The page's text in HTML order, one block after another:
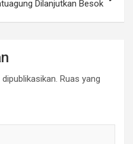
Dilanjutkan Besok
Ruas yang